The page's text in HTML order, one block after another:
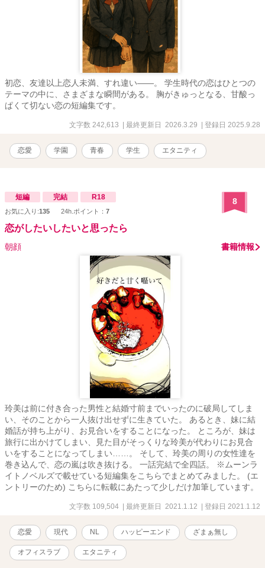
初恋、友達以上恋人未満、すれ違い――。 学生時代の恋はひとつの
テーマの中に、さまざまな瞬間がある。 胸がきゅっとなる、甘酸っ
ぱくて切ない恋の短編集です。
文字数 242,613 | 最終更新日 2026.3.29 | 登録日 2025.9.28
恋愛 学園 青春 学生 エタニティ
短編 完結 R18
お気に入り:135 24h.ポイント： 7
8
恋がしたいしたいと思ったら
朝顔 書籍情報
玲美は前に付き合った男性と結婚寸前までいったのに破局してしま
い、そのことから一人抜け出せずに生きていた。 あるとき、妹に結
婚話が持ち上がり、お見合いをすることになった。 ところが、妹は
旅行に出かけてしまい、見た目がそっくりな玲美が代わりにお見合
いをすることになってしまい……。 そして、玲美の周りの女性達を
巻き込んで、恋の嵐は吹き抜ける。 一話完結で全四話。 ※ムーンラ
イトノベルズで載せている短編集をこちらでまとめてみました。 (エ
ントリーのため) こちらに転載にあたって少しだけ加筆しています。
文字数 109,504 | 最終更新日 2021.1.12 | 登録日 2021.1.12
恋愛 現代 NL ハッピーエンド ざまぁ無し
オフィスラブ エタニティ